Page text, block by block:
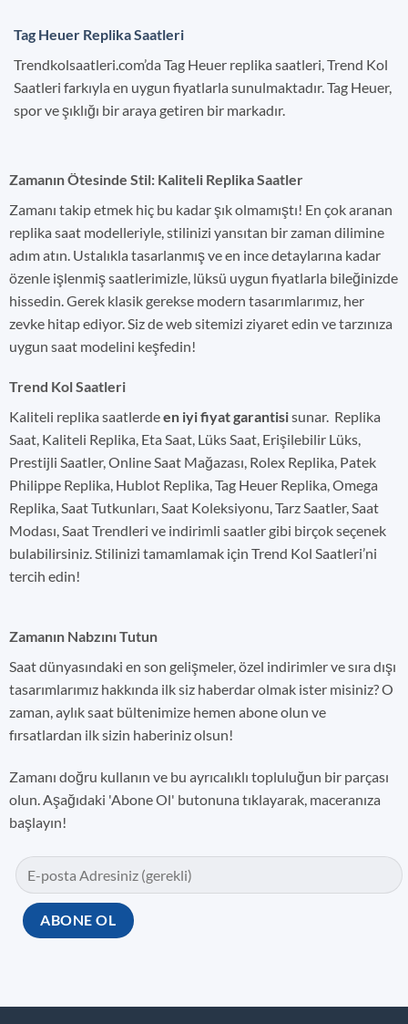
Tag Heuer Replika Saatleri
Trendkolsaatleri.com’da Tag Heuer replika saatleri, Trend Kol
Saatleri farkıyla en uygun fiyatlarla sunulmaktadır. Tag Heuer,
spor ve şıklığı bir araya getiren bir markadır.
Zamanın Ötesinde Stil: Kaliteli Replika Saatler
Zamanı takip etmek hiç bu kadar şık olmamıştı! En çok aranan
replika saat modelleriyle, stilinizi yansıtan bir zaman dilimine
adım atın. Ustalıkla tasarlanmış ve en ince detaylarına kadar
özenle işlenmiş saatlerimizle, lüksü uygun fiyatlarla bileğinizde
hissedin. Gerek klasik gerekse modern tasarımlarımız, her
zevke hitap ediyor. Siz de web sitemizi ziyaret edin ve tarzınıza
uygun saat modelini keşfedin!
Trend Kol Saatleri
Kaliteli replika saatlerdeen iyi fiyat garantisisunar. Replika
Saat, Kaliteli Replika, Eta Saat, Lüks Saat, Erişilebilir Lüks,
Prestijli Saatler, Online Saat Mağazası, Rolex Replika, Patek
Philippe Replika, Hublot Replika, Tag Heuer Replika, Omega
Replika, Saat Tutkunları, Saat Koleksiyonu, Tarz Saatler, Saat
Modası, Saat Trendleri ve indirimli saatler gibi birçok seçenek
bulabilirsiniz. Stilinizi tamamlamak için Trend Kol Saatleri’ni
tercih edin!
Zamanın Nabzını Tutun
Saat dünyasındaki en son gelişmeler, özel indirimler ve sıra dışı
tasarımlarımız hakkında ilk siz haberdar olmak ister misiniz? O
zaman, aylık saat bültenimize hemen abone olun ve
fırsatlardan ilk sizin haberiniz olsun!
Zamanı doğru kullanın ve bu ayrıcalıklı topluluğun bir parçası
olun. Aşağıdaki 'Abone Ol' butonuna tıklayarak, maceranıza
başlayın!